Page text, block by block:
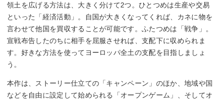
領土を広げる方法は、大きく分けて2つ。ひとつめは生産や交易
といった「経済活動」。自国が大きくなってくれば、カネに物を
言わせて他国を買収することが可能です。ふたつめは「戦争」。
宣戦布告したのちに相手を屈服させれば、支配下に収められま
す。好きな方法を使ってヨーロッパ全土の支配を目指しましょ
う。
本作は、ストーリー仕立ての「キャンペーン」のほか、地域や国
などを自由に設定して始められる「オープンゲーム」、そしてオ